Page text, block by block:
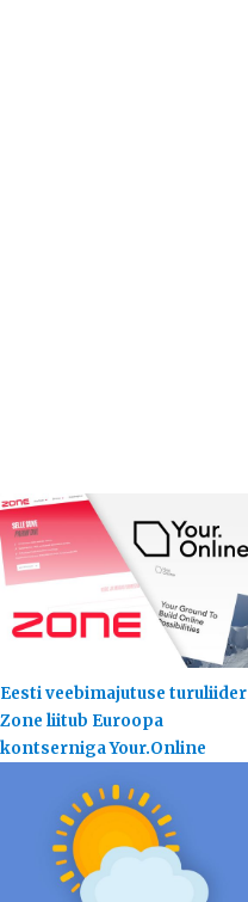
Eesti veebimajutuse turuliider
Zone liitub Euroopa
kontserniga Your.Online